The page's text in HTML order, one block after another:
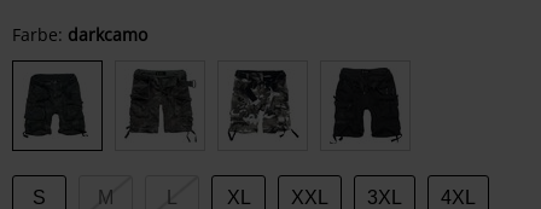
Wähle
deine
Größe
Farbe: darkcamo
S M XL XXL 3XL 4XL